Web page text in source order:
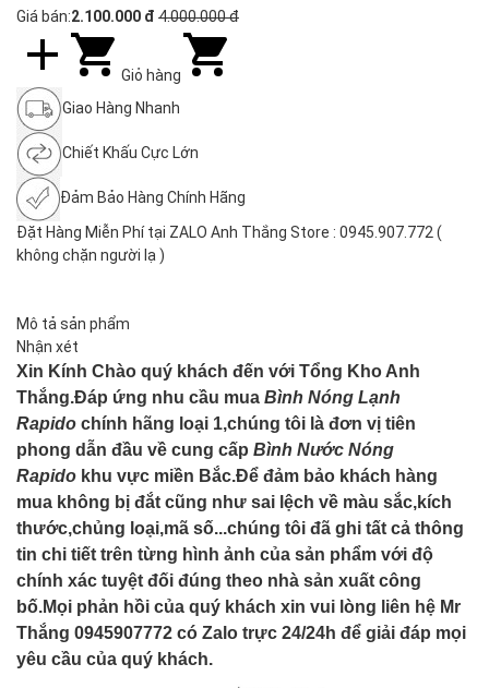
Giá bán:2.100.000 đ 4.000.000 đ
Giỏ hàng
Giao Hàng Nhanh
Chiết Khấu Cực Lớn
Đảm Bảo Hàng Chính Hãng
Đặt Hàng Miễn Phí tại ZALO Anh Thắng Store : 0945.907.772 (
không chặn người lạ )
Mô tả sản phẩm
Nhận xét
Xin Kính Chào quý khách đến với Tổng Kho Anh
Thắng.Đáp ứng nhu cầu mua Bình Nóng Lạnh
Rapido chính hãng loại 1,chúng tôi là đơn vị tiên
phong dẫn đầu về cung cấp Bình Nước Nóng
Rapido khu vực miền Bắc.Để đảm bảo khách hàng
mua không bị đắt cũng như sai lệch về màu sắc,kích
thước,chủng loại,mã số...chúng tôi đã ghi tất cả thông
tin chi tiết trên từng hình ảnh của sản phẩm với độ
chính xác tuyệt đối đúng theo nhà sản xuất công
bố.Mọi phản hồi của quý khách xin vui lòng liên hệ Mr
Thắng 0945907772 có Zalo trực 24/24h để giải đáp mọi
yêu cầu của quý khách.